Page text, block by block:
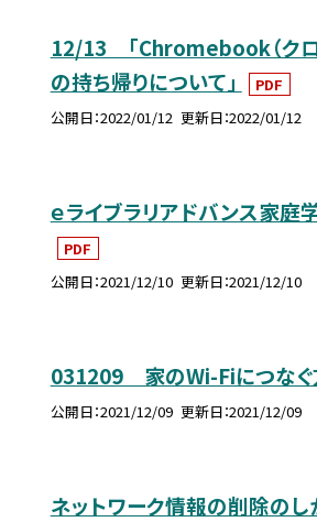
12/13 「Chromebook（クロ
の持ち帰りについて」
PDF
公開日 2022/01/12 更新日 2022/01/12
ｅライブラリアドバンス家庭
PDF
公開日 2021/12/10 更新日 2021/12/10
031209 家のWi-Fiにつなぐ
公開日 2021/12/09 更新日 2021/12/09
ネットワーク情報の削除のし